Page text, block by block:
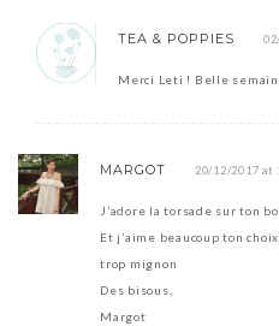
TEA & POPPIES
Merci Leti ! Belle
MARGOT 20/12/2017 at
J’adore la torsade sur ton
Et j’aime beaucoup ton
trop mignon
Des bisous,
Margot